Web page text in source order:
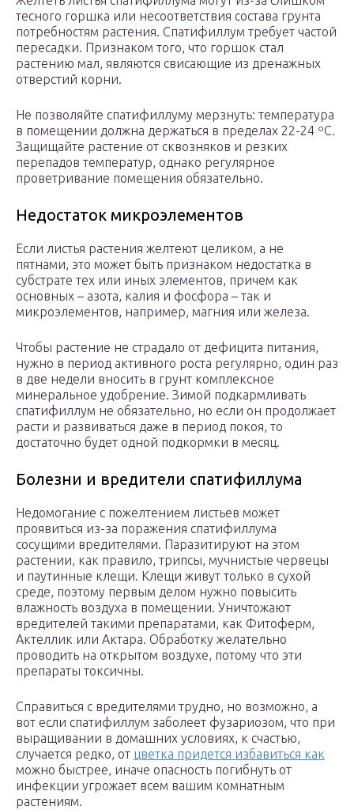
тесного горшка или несоответствия состава грунта
потребностям растения. Спатифиллум требует частой
пересадки. Признаком того, что горшок стал
растению мал, являются свисающие из дренажных
отверстий корни.
Не позволяйте спатифиллуму мерзнуть: температура
в помещении должна держаться в пределах 22-24 ºC.
Защищайте растение от сквозняков и резких
перепадов температур, однако регулярное
проветривание помещения обязательно.
Недостаток микроэлементов
Если листья растения желтеют целиком, а не
пятнами, это может быть признаком недостатка в
субстрате тех или иных элементов, причем как
основных – азота, калия и фосфора – так и
микроэлементов, например, магния или железа.
Чтобы растение не страдало от дефицита питания,
нужно в период активного роста регулярно, один раз
в две недели вносить в грунт комплексное
минеральное удобрение. Зимой подкармливать
спатифиллум не обязательно, но если он продолжает
расти и развиваться даже в период покоя, то
достаточно будет одной подкормки в месяц.
Болезни и вредители спатифиллума
Недомогание с пожелтением листьев может
проявиться из-за поражения спатифиллума
сосущими вредителями. Паразитируют на этом
растении, как правило, трипсы, мучнистые червецы
и паутинные клещи. Клещи живут только в сухой
среде, поэтому первым делом нужно повысить
влажность воздуха в помещении. Уничтожают
вредителей такими препаратами, как Фитоферм,
Актеллик или Актара. Обработку желательно
проводить на открытом воздухе, потому что эти
препараты токсичны.
Справиться с вредителями трудно, но возможно, а
вот если спатифиллум заболеет фузариозом, что при
выращивании в домашних условиях, к счастью,
случается редко, от цветка придется избавиться как
можно быстрее, иначе опасность погибнуть от
инфекции угрожает всем вашим комнатным
растениям.